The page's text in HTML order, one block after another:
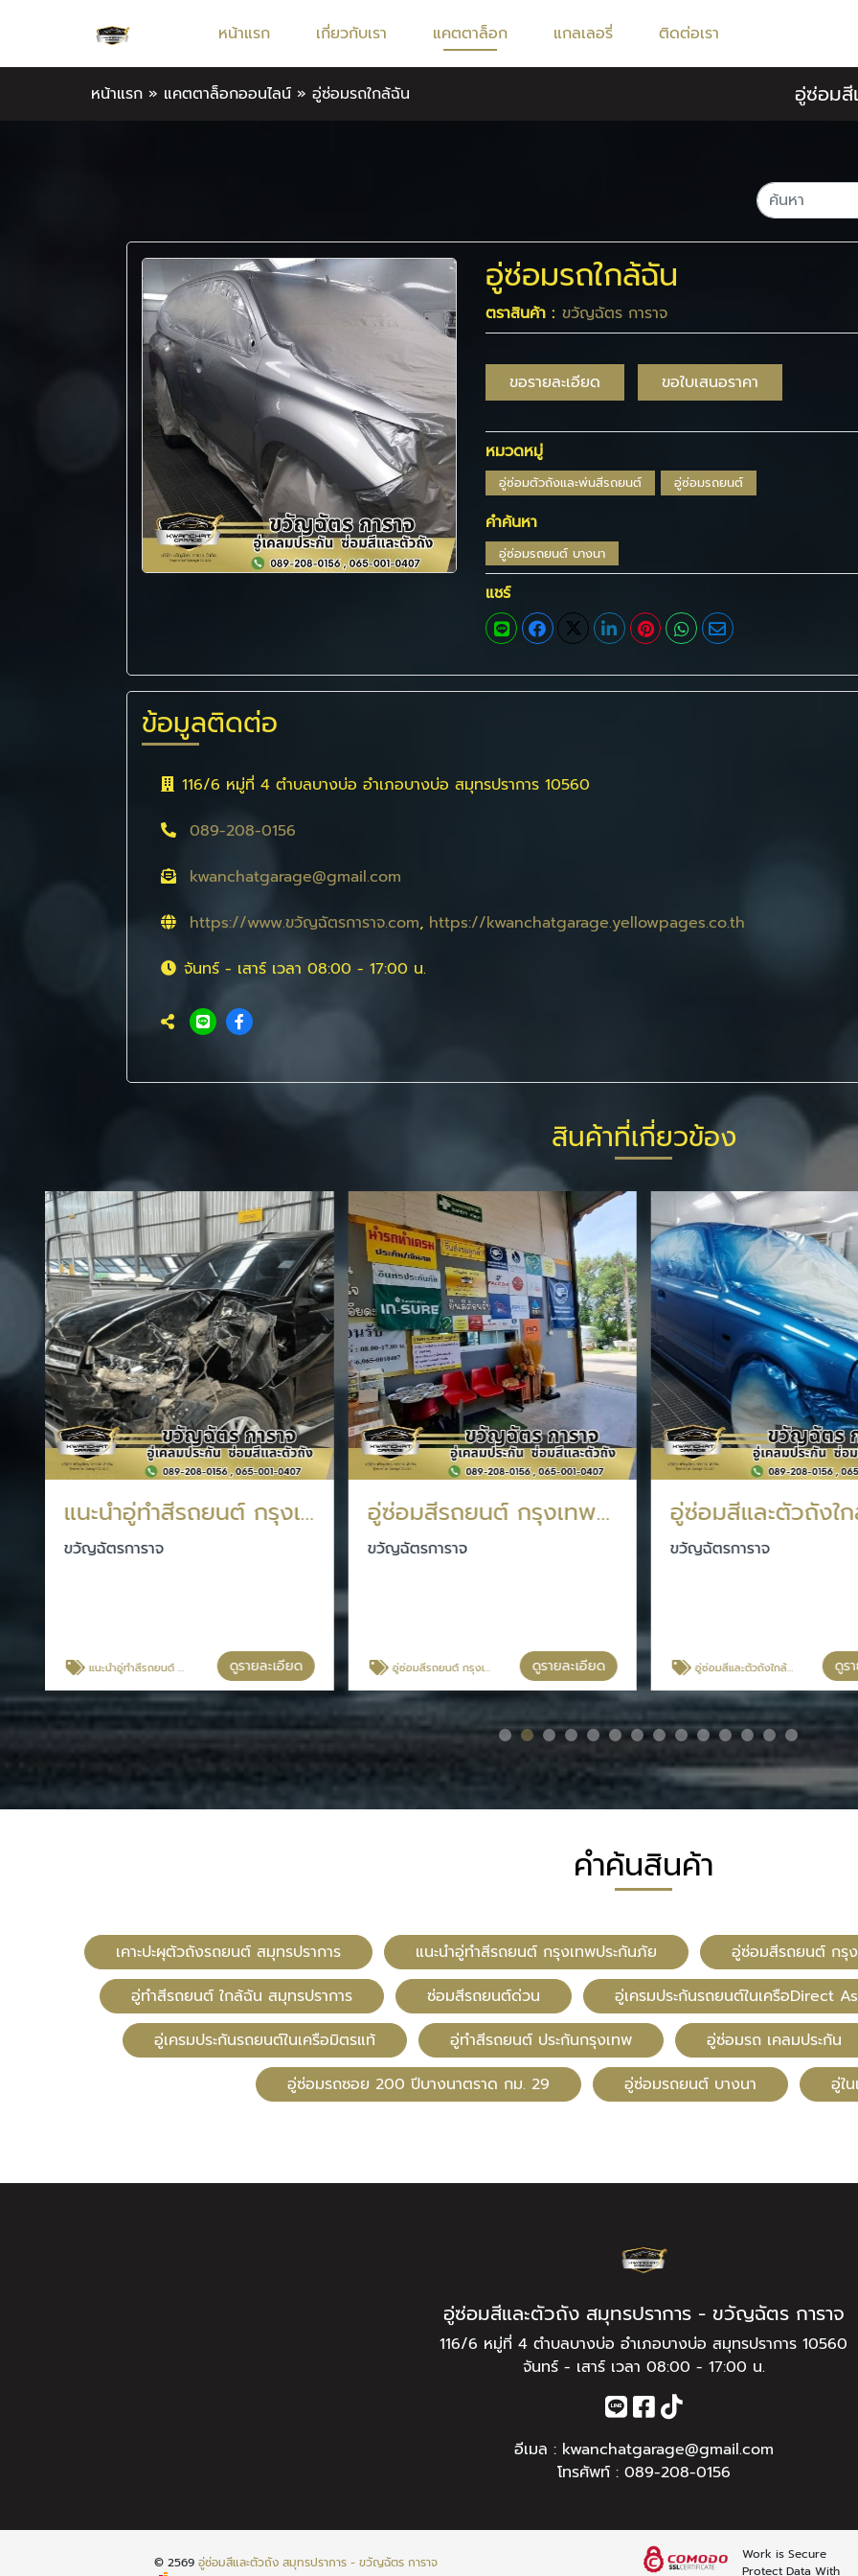
หน้าแรก เกี่ยวกับเรา แคตตาล็อก แกลเลอรี่ ติดต่อเรา
หน้าแรก » แคตตาล็อกออนไลน์ » อู่ซ่อมรถใกล้ฉัน อู่ซ่อม
อู่ซ่อมรถใกล้ฉัน
ตราสินค้า : ขวัญฉัตร การาจ
ขอรายละเอียด ขอใบเสนอราคา
หมวดหมู่
อู่ซ่อมตัวถังและพ่นสีรถยนต์ อู่ซ่อมรถยนต์
คำค้นหา
อู่ซ่อมรถยนต์ บางนา
แชร์
ข้อมูลติดต่อ
116/6 หมู่ที่ 4 ตำบลบางบ่อ อำเภอบางบ่อ สมุทรปราการ 10560
089-208-0156
kwanchatgarage@gmail.com
https://www.ขวัญฉัตรการาจ.com, https://kwanchatgarage.yellowpages.co.th
จันทร์ - เสาร์ เวลา 08:00 - 17:00 น.
สินค้าที่เกี่ยวข้อง
แนะนำอู่ทำสีรถยนต์ กรุงเทพประกันภัย
ขวัญฉัตรการาจ
แนะนำอู่ทำสีรถยนต์ กรุงเทพประกันภัย ดูรายละเอียด
อู่ซ่อมสีรถยนต์ กรุงเทพประกันภัย
ขวัญฉัตรการาจ
อู่ซ่อมสีรถยนต์ กรุงเทพประกันภัย ดูรายละเอียด
อู่ซ่อมสีและตัวถังใ
ขวัญฉัตรการาจ
อู่ซ่อมสีและตัวถังใกล้ฉัน ดูร
คำค้นสินค้า
เคาะปะผุตัวถังรถยนต์ สมุทรปราการ แนะนำอู่ทำสีรถยนต์ กรุงเทพประกันภัย
อู่ซ่อมสีรถยนต์ กรุ
อู่ทําสีรถยนต์ ใกล้ฉัน สมุทรปราการ
ซ่อมสีรถยนต์ด่วน
อู่เครมประกันรถยนต์ในเครือDirect
อู่เครมประกันรถยนต์ในเครือมิตรแท้
อู่ทําสีรถยนต์ ประกันกรุงเทพ
อู่ซ่อมรถ เคลมประกัน
อู่ซ่อมรถซอย 200 ปีบางนาตราด กม. 29
อู่ซ่อมรถยนต์ บางนา อู่ใ
อู่ซ่อมสีและตัวถัง สมุทรปราการ - ขวัญฉัตร การาจ
116/6 หมู่ที่ 4 ตำบลบางบ่อ อำเภอบางบ่อ สมุทรปราการ 10560
จันทร์ - เสาร์ เวลา 08:00 - 17:00 น.
อีเมล : kwanchatgarage@gmail.com
โทรศัพท์ : 089-208-0156
© 2569อู่ซ่อมสีและตัวถัง สมุทรปราการ - ขวัญฉัตร การาจ
Work is Secure
Protect Data With